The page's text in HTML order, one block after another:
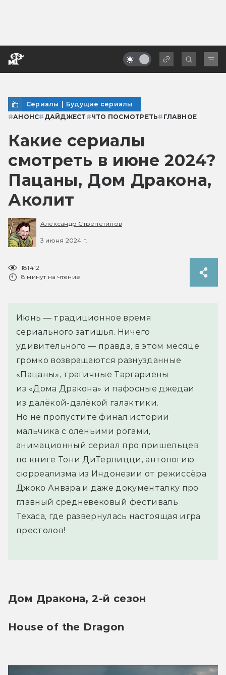
Сериалы | Будущие сериалы
#АНОНС# ДАЙДЖЕСТ #ЧТО ПОСМОТРЕТЬ# ГЛАВНОЕ
Какие сериалы
смотреть в июне 2024?
Пацаны, Дом Дракона,
Аколит
Александр Стрепетилов
3 июня 2024 г.
181412
8 минут на чтение
Июнь — традиционное время
сериального затишья. Ничего
удивительного — правда, в этом месяце
громко возвращаются разнузданные
«Пацаны», трагичные Таргариены
из «Дома Дракона» и пафосные джедаи
из далёкой-далёкой галактики.
Но не пропустите финал истории
мальчика с оленьими рогами,
анимационный сериал про пришельцев
по книге Тони ДиТерлицци, антологию
сюрреализма из Индонезии от режиссёра
Джоко Анвара и даже документалку про
главный средневековый фестиваль
Техаса, где развернулась настоящая игра
престолов!
Дом Дракона, 2-й сезон
House of the Dragon